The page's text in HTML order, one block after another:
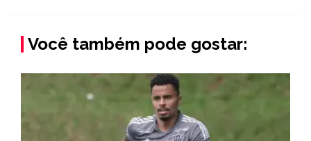
Você também pode gostar: